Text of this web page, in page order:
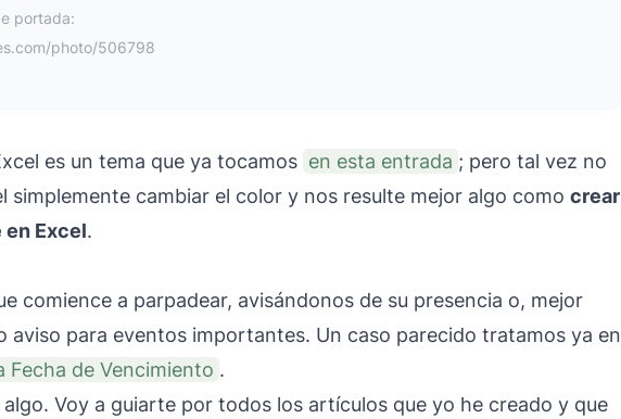
portada:
photo/506798
es un tema que ya tocamos en esta entrada ; pero tal vez no
simplemente cambiar el color y nos resulte mejor algo como crear
Excel.
comience a parpadear, avisándonos de su presencia o, mejor
aviso para eventos importantes. Un caso parecido tratamos ya en
Fecha de Vencimiento .
Voy a guiarte por todos los artículos que yo he creado y que